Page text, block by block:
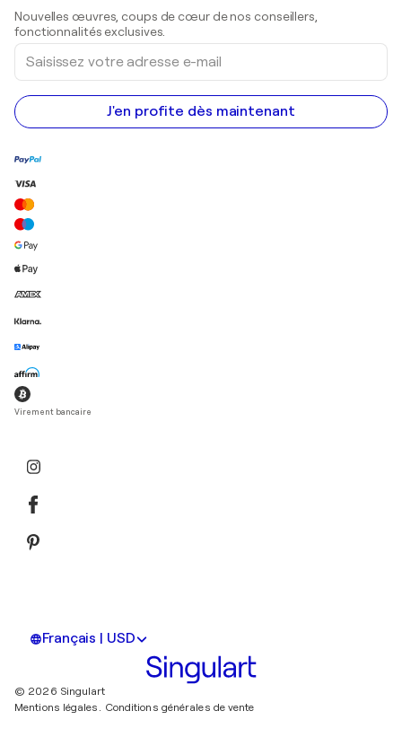
Peintures acryliques
Nouvelles œuvres, coups de cœur de nos conseillers,
fonctionnalités exclusives.
Saisissez
votre
adresse
e-
mail
J'en profite dès maintenant
Virement bancaire
Français | USD
© 2026 Singulart
Mentions légales. Conditions générales de vente